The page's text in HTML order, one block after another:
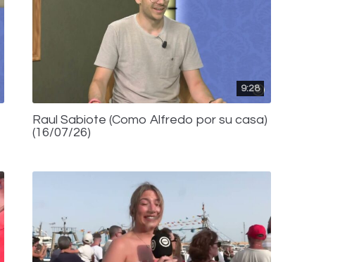
9:28
Raul Sabiote (Como Alfredo por su casa)
(16/07/26)